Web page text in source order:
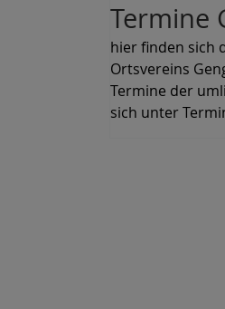
Termine
hier finden sich
Ortsvereins
Termine der
sich unter